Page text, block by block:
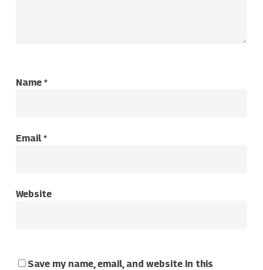
Name *
Email*
Website
Save my name, email, and website in this